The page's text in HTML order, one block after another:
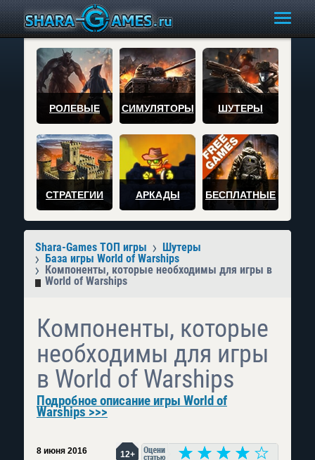
РОЛЕВЫЕ СИМУЛЯТОРЫ ШУТЕРЫ
СТРАТЕГИИ АРКАДЫ БЕСПЛАТНЫЕ
Shara-Games ТОП игры
Шутеры
База игры World of Warships
Компоненты, которые необходимы для игры в
World of Warships
Компоненты, которые
необходимы для игры
в World of Warships
Подробное описание игры World of
Warships >>>
8 июня 2016 12+